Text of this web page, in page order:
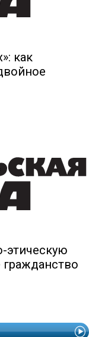
как
этическую
гражданство